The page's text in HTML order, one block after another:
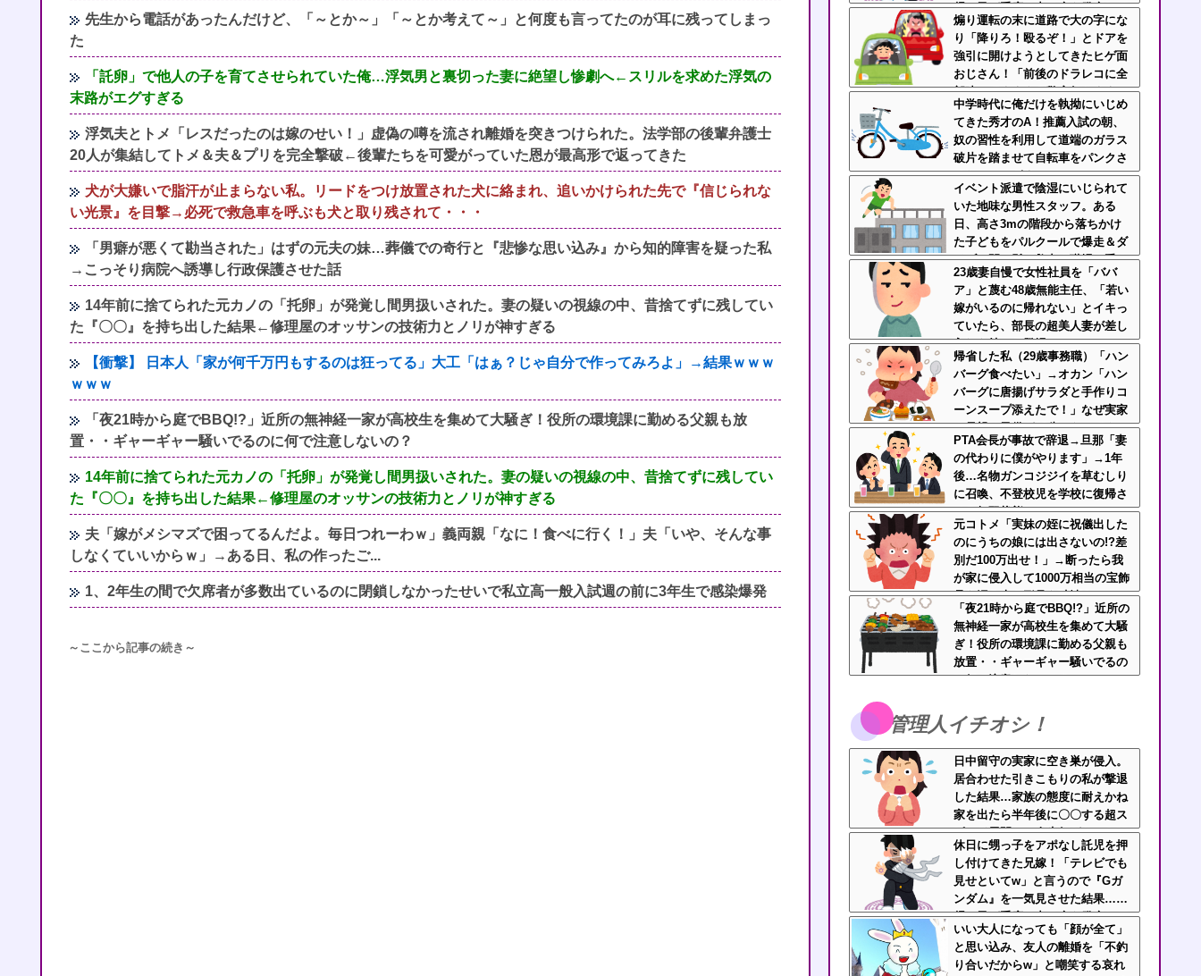
先生から電話があったんだけど、「～とか～」「～とか考えて～」と何度も言ってたのが耳に残ってしまっ
た
「託卵」で他人の子を育てさせられていた俺…浮気男と裏切った妻に絶望し惨劇へ←スリルを求めた浮気の
末路がエグすぎる
浮気夫とトメ「レスだったのは嫁のせい！」虚偽の噂を流され離婚を突きつけられた。法学部の後輩弁護士
20人が集結してトメ＆夫＆プリを完全撃破←後輩たちを可愛がっていた恩が最高形で返ってきた
犬が大嫌いで脂汗が止まらない私。リードをつけ放置された犬に絡まれ、追いかけられた先で『信じられな
い光景』を目撃→必死で救急車を呼ぶも犬と取り残されて・・・
「男癖が悪くて勘当された」はずの元夫の妹…葬儀での奇行と『悲惨な思い込み』から知的障害を疑った私
→こっそり病院へ誘導し行政保護させた話
14年前に捨てられた元カノの「托卵」が発覚し間男扱いされた。妻の疑いの視線の中、昔捨てずに残してい
た『〇〇』を持ち出した結果←修理屋のオッサンの技術力とノリが神すぎる
【衝撃】 日本人「家が何千万円もするのは狂ってる」大工「はぁ？じゃ自分で作ってみろよ」→結果ｗｗｗ
ｗｗｗ
「夜21時から庭でBBQ!?」近所の無神経一家が高校生を集めて大騒ぎ！役所の環境課に勤める父親も放
置・・ギャーギャー騒いでるのに何で注意しないの？
14年前に捨てられた元カノの「托卵」が発覚し間男扱いされた。妻の疑いの視線の中、昔捨てずに残してい
た『〇〇』を持ち出した結果←修理屋のオッサンの技術力とノリが神すぎる
夫「嫁がメシマズで困ってるんだよ。毎日つれーわｗ」義両親「なに！食べに行く！」夫「いや、そんな事
しなくていいからｗ」→ある日、私の作ったご...
1、2年生の間で欠席者が多数出ているのに閉鎖しなかったせいで私立高一般入試週の前に3年生で感染爆発
～ここから記事の続き～
甥っ子が重度の中二病を発症して
家で大暴れｗｗ
煽り運転の末に道路で大の字にな
り「降りろ！殴るぞ！」とドアを
強引に開けようとしてきたヒゲ面
おじさん！「前後のドラレコに全
部映ってますよ？警察行きます
ね」と伝えたら半泣きで謝罪ｗｗ
中学時代に俺だけを執拗にいじめ
てきた秀才のA！推薦入試の朝、
奴の習性を利用して道端のガラス
破片を踏ませて自転車をパンクさ
せたｗｗｗざまぁｗｗｗｗｗｗ
イベント派遣で陰湿にいじられて
いた地味な男性スタッフ。ある
日、高さ3mの階段から落ちかけ
た子どもをパルクールで爆走＆ダ
イブし間一髪で救出！職場の手の
ひら返しと評価爆上げが凄まじか
ったｗｗ
23歳妻自慢で女性社員を「ババ
ア」と蔑む48歳無能主任、「若い
嫁がいるのに帰れない」とイキっ
ていたら、部長の超美人妻が差し
入れを持って登場ｗｗｗｗ
帰省した私（29歳事務職）「ハン
バーグ食べたい」→オカン「ハン
バーグに唐揚げサラダと手作りコ
ーンスープ添えたで！」なぜ実家
の母親は子供が30歳になっても
「高校生運動部レベルのガッツリ
飯」を作ってしまうのか？
PTA会長が事故で辞退→旦那「妻
の代わりに僕がやります」→1年
後…名物ガンコジジイを草むしり
に召喚、不登校児を学校に復帰さ
せる無双状態にｗｗ
元コトメ「実妹の姪に祝儀出した
のにうちの娘には出さないの!?差
別だ100万出せ！」→断ったら我
が家に侵入して1000万相当の宝飾
品を泥＆夫の形見を破壊！
「夜21時から庭でBBQ!?」近所の
無神経一家が高校生を集めて大騒
ぎ！役所の環境課に勤める父親も
放置・・ギャーギャー騒いでるの
に何で注意しないの？
管理人イチオシ！
日中留守の実家に空き巣が侵入。
居合わせた引きこもりの私が撃退
した結果…家族の態度に耐えかね
家を出たら半年後に〇〇する超ス
ピード展開へ←人生何がきっかけ
で好転するか分からない
休日に甥っ子をアポなし託児を押
し付けてきた兄嫁！「テレビでも
見せといてw」と言うので『Gガ
ンダム』を一気見させた結果……
甥っ子が重度の中二病を発症して
家で大暴れｗｗ
いい大人になっても「顔が全て」
と思い込み、友人の離婚を「不釣
り合いだからw」と嘲笑する哀れ